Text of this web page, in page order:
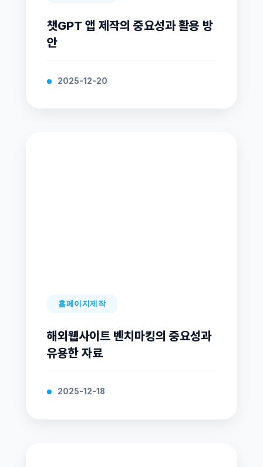
챗GPT 앱 제작의 중요성과 활용 방
안
2025-12-20
홈페이지제작
해외웹사이트 벤치마킹의 중요성과
유용한 자료
2025-12-18